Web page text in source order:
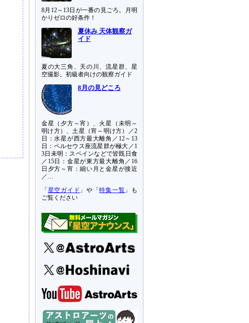
8月12～13日が一番の見ごろ。月明
かりゼロの好条件！
夏休み 天体観察ガ
イド
夏の大三角、天の川、流星群、星
空撮影。初級者向けの観察ガイド
8月の見どころ
金星（夕方～宵）、火星（未明～
明け方）、土星（宵～明け方）／2
日：水星が西方最大離角／12～13
日：ペルセウス座流星群が極大／1
3日未明：スペインなどで皆既日食
／15日：金星が東方最大離角／16
日夕方～宵：細い月と金星が接近
／…
「 星空ガイド 」や「特集一覧 」も
ご覧ください